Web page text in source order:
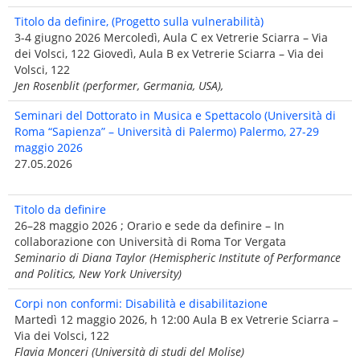
Titolo da definire, (Progetto sulla vulnerabilità)
3-4 giugno 2026 Mercoledì, Aula C ex Vetrerie Sciarra – Via
dei Volsci, 122 Giovedì, Aula B ex Vetrerie Sciarra – Via dei
Volsci, 122
Jen Rosenblit (performer, Germania, USA),
Seminari del Dottorato in Musica e Spettacolo (Università di
Roma “Sapienza” – Università di Palermo) Palermo, 27-29
maggio 2026
27.05.2026
Titolo da definire
26–28 maggio 2026 ; Orario e sede da definire – In
collaborazione con Università di Roma Tor Vergata
Seminario di Diana Taylor (Hemispheric Institute of Performance
and Politics, New York University)
Corpi non conformi: Disabilità e disabilitazione
Martedì 12 maggio 2026, h 12:00 Aula B ex Vetrerie Sciarra –
Via dei Volsci, 122
Flavia Monceri (Università di studi del Molise)